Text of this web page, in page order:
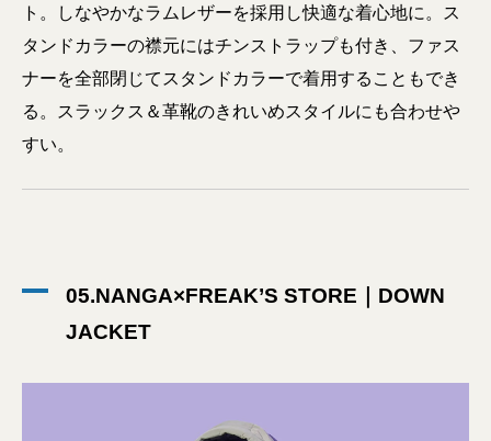
ト。しなやかなラムレザーを採用し快適な着心地に。ス
タンドカラーの襟元にはチンストラップも付き、ファス
ナーを全部閉じてスタンドカラーで着用することもでき
る。スラックス＆革靴のきれいめスタイルにも合わせや
すい。
05.NANGA×FREAK’S STORE｜DOWN
JACKET